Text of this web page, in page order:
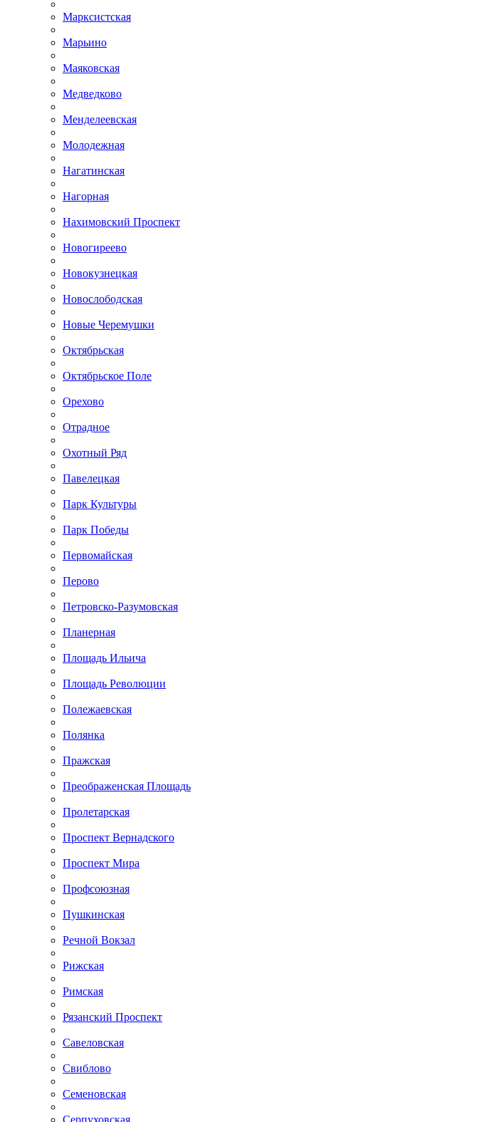
Марксистская
Марьино
Маяковская
Медведково
Менделеевская
Молодежная
Нагатинская
Нагорная
Нахимовский Проспект
Новогиреево
Новокузнецкая
Новослободская
Новые Черемушки
Октябрьская
Октябрьское Поле
Орехово
Отрадное
Охотный Ряд
Павелецкая
Парк Культуры
Парк Победы
Первомайская
Перово
Петровско-Разумовская
Планерная
Площадь Ильича
Площадь Революции
Полежаевская
Полянка
Пражская
Преображенская Площадь
Пролетарская
Проспект Вернадского
Проспект Мира
Профсоюзная
Пушкинская
Речной Вокзал
Рижская
Римская
Рязанский Проспект
Савеловская
Свиблово
Семеновская
Серпуховская